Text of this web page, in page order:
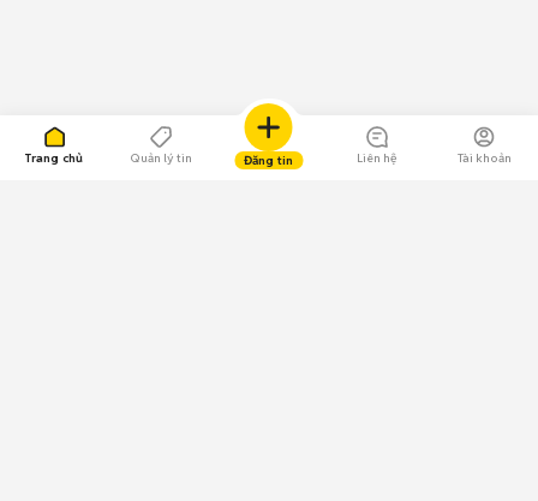
Trang chủ Quản lý tin Đăng tin Liên hệ Tài khoản